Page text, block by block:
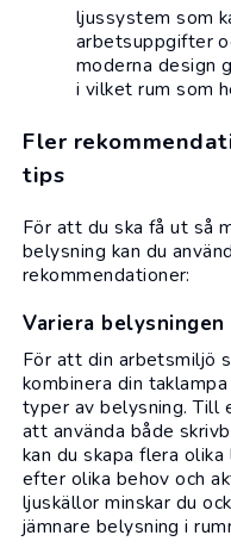
ljussystem som
arbetsuppgifter
moderna design
i vilket rum som
Fler
tips
För att du ska få ut så
belysning kan du
rekommendationer:
Variera belysningen
För att din arbetsmiljö
kombinera din
typer av belysning. Till
att använda både
kan du skapa flera
efter olika behov och
ljuskällor minskar du
jämnare belysning i